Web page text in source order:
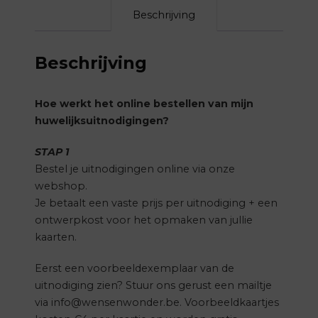
Beschrijving
Beschrijving
Hoe werkt het online bestellen van mijn
huwelijksuitnodigingen?
STAP 1
Bestel je uitnodigingen online via onze
webshop.
Je betaalt een vaste prijs per uitnodiging + een
ontwerpkost voor het opmaken van jullie
kaarten.
Eerst een voorbeeldexemplaar van de
uitnodiging zien? Stuur ons gerust een mailtje
via info@wensenwonder.be. Voorbeeldkaartjes